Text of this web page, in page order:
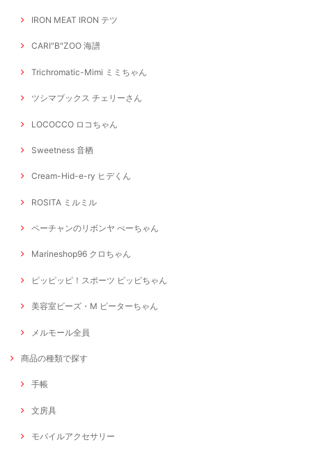
IRON MEAT IRON テツ
CARI"B"ZOO 海譜
Trichromatic-Mimi ミミちゃん
ツシマブックス チェリーさん
LOCOCCO ロコちゃん
Sweetness 音栖
Cream-Hid-e-ry ヒデくん
ROSITA ミルミル
ペーチャンのリボンヤ ぺーちゃん
Marineshop96 クロちゃん
ピッピッピ！スポーツ ピッピちゃん
美容室ビーズ・M ピーターちゃん
メルモール全員
商品の種類で探す
手帳
文房具
モバイルアクセサリー